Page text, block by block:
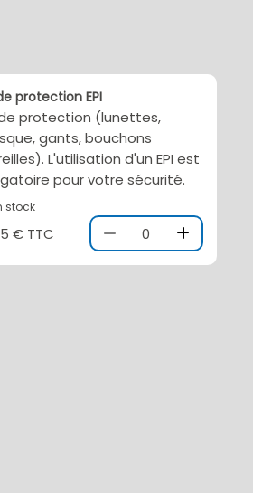
protection EPI
protection (lunettes,
gants, bouchons
L'utilisation d'un EPI est
pour votre sécurité.
stock
€ TTC 0